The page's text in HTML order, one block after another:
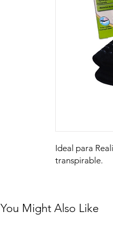
Ideal para
transpirable.
You Might Also Like